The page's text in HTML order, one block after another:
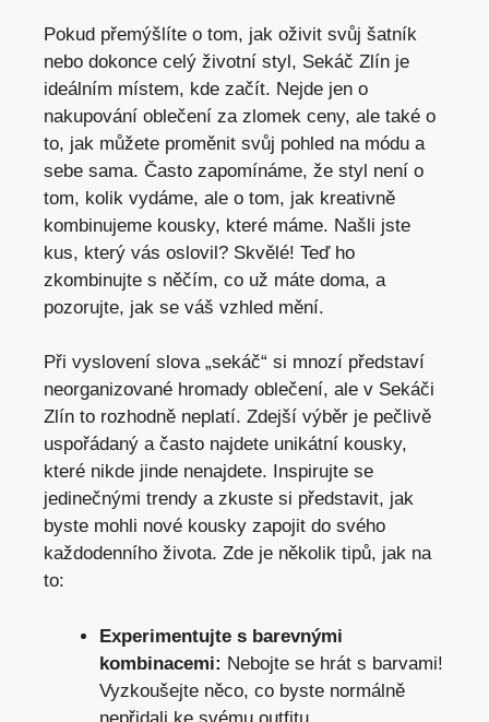
Pokud přemýšlíte o ⁢tom, ‍jak oživit svůj⁢ šatník
nebo dokonce celý životní styl, Sekáč Zlín je​
ideálním místem, kde začít. Nejde jen o
⁣nakupování oblečení ⁤za zlomek ceny, ale také⁢ o
to,‌ jak můžete proměnit svůj pohled na ‌módu a⁢
sebe sama. ‌Často zapomínáme, že styl není o
tom,⁤ kolik vydáme, ale o‌ tom, jak kreativně
kombinujeme kousky, které máme. ‌Našli jste
kus, ⁤který vás oslovil? Skvělé!⁣ Teď ho
zkombinujte s něčím,⁢ co už máte doma, a
pozorujte, jak se váš vzhled mění.
Při vyslovení slova⁢ „sekáč“ si mnozí ​představí‌
neorganizované hromady oblečení, ale⁤ v ‍Sekáči
Zlín to⁣ rozhodně neplatí. Zdejší výběr ‍je ⁤pečlivě
uspořádaný a často najdete unikátní kousky,
⁢které ​nikde‌ jinde ‍nenajdete. ​Inspirujte se
‍jedinečnými trendy a zkuste si představit, jak
byste mohli nové kousky zapojit do svého
každodenního‍ života. Zde je​ několik tipů,‌ jak na
to:
Experimentujte s barevnými
kombinacemi: ‌Nebojte ‌se​ hrát‌ s barvami!
Vyzkoušejte něco, co⁣ byste normálně
nepřidali ke⁢ svému outfitu.